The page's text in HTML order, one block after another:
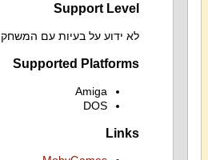
Support Level
לא ידוע על בעיות עם המשחק.
Supported Platforms
Amiga
DOS
Links